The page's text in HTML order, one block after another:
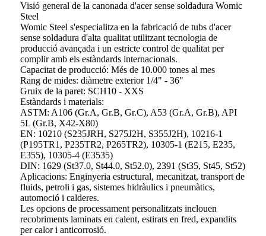
Visió general de la canonada d'acer sense soldadura Womic
Steel
Womic Steel s'especialitza en la fabricació de tubs d'acer
sense soldadura d'alta qualitat utilitzant tecnologia de
producció avançada i un estricte control de qualitat per
complir amb els estàndards internacionals.
Capacitat de producció: Més de 10.000 tones al mes
Rang de mides: diàmetre exterior 1/4" - 36"
Gruix de la paret: SCH10 - XXS
Estàndards i materials:
ASTM: A106 (Gr.A, Gr.B, Gr.C), A53 (Gr.A, Gr.B), API
5L (Gr.B, X42-X80)
EN: 10210 (S235JRH, S275J2H, S355J2H), 10216-1
(P195TR1, P235TR2, P265TR2), 10305-1 (E215, E235,
E355), 10305-4 (E3535)
DIN: 1629 (St37.0, St44.0, St52.0), 2391 (St35, St45, St52)
Aplicacions: Enginyeria estructural, mecanitzat, transport de
fluids, petroli i gas, sistemes hidràulics i pneumàtics,
automoció i calderes.
Les opcions de processament personalitzats inclouen
recobriments laminats en calent, estirats en fred, expandits
per calor i anticorrosió.